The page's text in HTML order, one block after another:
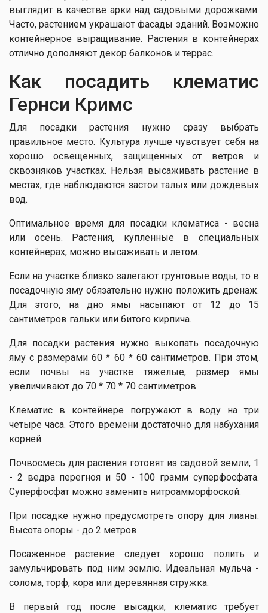
выглядит в качестве арки над садовыми дорожками.
Часто, растением украшают фасады зданий. Возможно
контейнерное выращивание. Растения в контейнерах
отлично дополняют декор балконов и террас.
Как посадить клематис
Гернси Кримс
Для посадки растения нужно сразу выбрать
правильное место. Культура лучше чувствует себя на
хорошо освещенных, защищенных от ветров и
сквозняков участках. Нельзя высаживать растение в
местах, где наблюдаются застои талых или дождевых
вод.
Оптимальное время для посадки клематиса - весна
или осень. Растения, купленные в специальных
контейнерах, можно высаживать и летом.
Если на участке близко залегают грунтовые воды, то в
посадочную яму обязательно нужно положить дренаж.
Для этого, на дно ямы насыпают от 12 до 15
сантиметров гальки или битого кирпича.
Для посадки растения нужно выкопать посадочную
яму с размерами 60 * 60 * 60 сантиметров. При этом,
если почвы на участке тяжелые, размер ямы
увеличивают до 70 * 70 * 70 сантиметров.
Клематис в контейнере погружают в воду на три
четыре часа. Этого времени достаточно для набухания
корней.
Почвосмесь для растения готовят из садовой земли, 1
- 2 ведра перегноя и 50 - 100 грамм суперфосфата.
Суперфосфат можно заменить нитроамморфоской.
При посадке нужно предусмотреть опору для лианы.
Высота опоры - до 2 метров.
Посаженное растение следует хорошо полить и
замульчировать под ним землю. Идеальная мульча -
солома, торф, кора или деревянная стружка.
В первый год после высадки, клематис требует